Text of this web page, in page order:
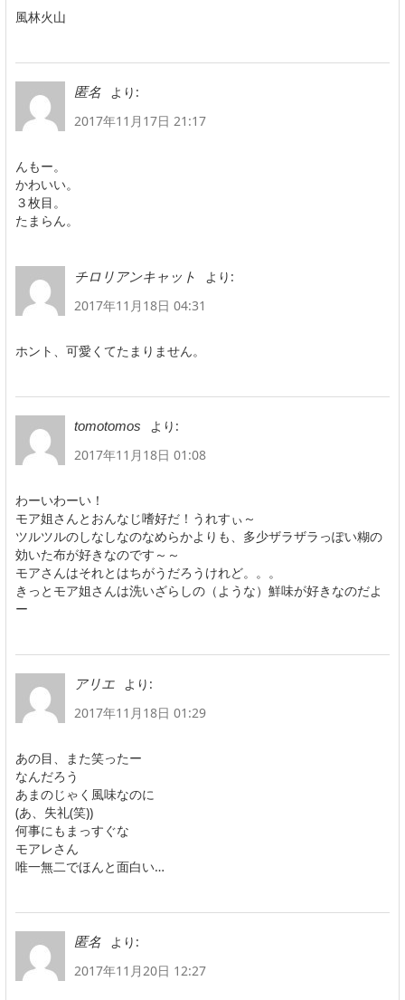
風林火山
匿名
より:
2017年11月17日 21:17
んもー。
かわいい。
３枚目。
たまらん。
チロリアンキャット
より:
2017年11月18日 04:31
ホント、可愛くてたまりません。
tomotomos
より:
2017年11月18日 01:08
わーいわーい！
モア姐さんとおんなじ嗜好だ！うれすぃ～
ツルツルのしなしなのなめらかよりも、多少ザラザラっぽい糊の
効いた布が好きなのです～～
モアさんはそれとはちがうだろうけれど。。。
きっとモア姐さんは洗いざらしの（ような）鮮味が好きなのだよ
ー
アリエ
より:
2017年11月18日 01:29
あの目、また笑ったー
なんだろう
あまのじゃく風味なのに
(あ、失礼(笑))
何事にもまっすぐな
モアレさん
唯一無二でほんと面白い…
匿名
より:
2017年11月20日 12:27